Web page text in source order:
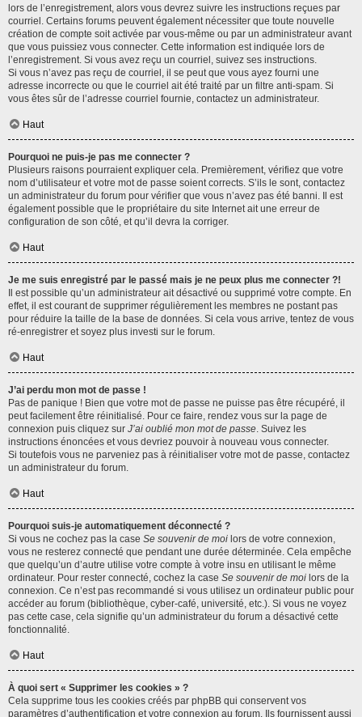
lors de l’enregistrement, alors vous devrez suivre les instructions reçues par
courriel. Certains forums peuvent également nécessiter que toute nouvelle
création de compte soit activée par vous-même ou par un administrateur avant
que vous puissiez vous connecter. Cette information est indiquée lors de
l’enregistrement. Si vous avez reçu un courriel, suivez ses instructions.
Si vous n’avez pas reçu de courriel, il se peut que vous ayez fourni une
adresse incorrecte ou que le courriel ait été traité par un filtre anti-spam. Si
vous êtes sûr de l’adresse courriel fournie, contactez un administrateur.
Haut
Pourquoi ne puis-je pas me connecter ?
Plusieurs raisons pourraient expliquer cela. Premièrement, vérifiez que votre
nom d’utilisateur et votre mot de passe soient corrects. S’ils le sont, contactez
un administrateur du forum pour vérifier que vous n’avez pas été banni. Il est
également possible que le propriétaire du site Internet ait une erreur de
configuration de son côté, et qu’il devra la corriger.
Haut
Je me suis enregistré par le passé mais je ne peux plus me connecter ?!
Il est possible qu’un administrateur ait désactivé ou supprimé votre compte. En
effet, il est courant de supprimer régulièrement les membres ne postant pas
pour réduire la taille de la base de données. Si cela vous arrive, tentez de vous
ré-enregistrer et soyez plus investi sur le forum.
Haut
J’ai perdu mon mot de passe !
Pas de panique ! Bien que votre mot de passe ne puisse pas être récupéré, il
peut facilement être réinitialisé. Pour ce faire, rendez vous sur la page de
connexion puis cliquez sur J’ai oublié mon mot de passe. Suivez les
instructions énoncées et vous devriez pouvoir à nouveau vous connecter.
Si toutefois vous ne parveniez pas à réinitialiser votre mot de passe, contactez
un administrateur du forum.
Haut
Pourquoi suis-je automatiquement déconnecté ?
Si vous ne cochez pas la case Se souvenir de moi lors de votre connexion,
vous ne resterez connecté que pendant une durée déterminée. Cela empêche
que quelqu’un d’autre utilise votre compte à votre insu en utilisant le même
ordinateur. Pour rester connecté, cochez la case Se souvenir de moi lors de la
connexion. Ce n’est pas recommandé si vous utilisez un ordinateur public pour
accéder au forum (bibliothèque, cyber-café, université, etc.). Si vous ne voyez
pas cette case, cela signifie qu’un administrateur du forum a désactivé cette
fonctionnalité.
Haut
À quoi sert « Supprimer les cookies » ?
Cela supprime tous les cookies créés par phpBB qui conservent vos
paramètres d’authentification et votre connexion au forum. Ils fournissent aussi